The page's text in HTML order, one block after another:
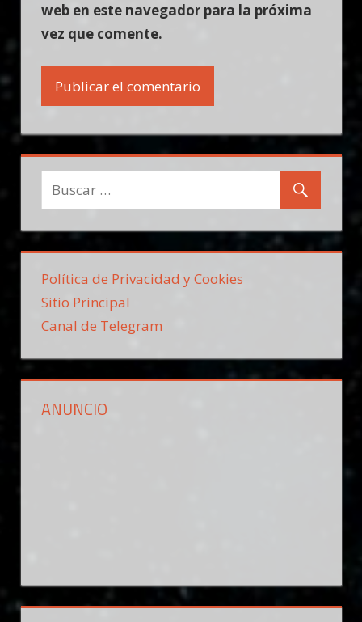
web en este navegador para la próxima
vez que comente.
Política de Privacidad y Cookies
Sitio Principal
Canal de Telegram
ANUNCIO